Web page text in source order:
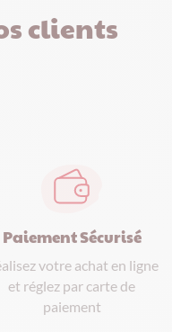
clients
Paiement Sécurisé
votre achat en ligne
et réglez par carte de
paiement